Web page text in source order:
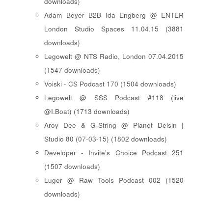
Adam Beyer B2B Ida Engberg @ ENTER
London Studio Spaces 11.04.15 (3881
downloads)
Legowelt @ NTS Radio, London 07.04.2015
(1547 downloads)
Voiski - CS Podcast 170 (1504 downloads)
Legowelt @ SSS Podcast #118 (live
@I.Boat) (1713 downloads)
Aroy Dee & G-String @ Planet Delsin |
Studio 80 (07-03-15) (1802 downloads)
Developer - Invite's Choice Podcast 251
(1507 downloads)
Luger @ Raw Tools Podcast 002 (1520
downloads)